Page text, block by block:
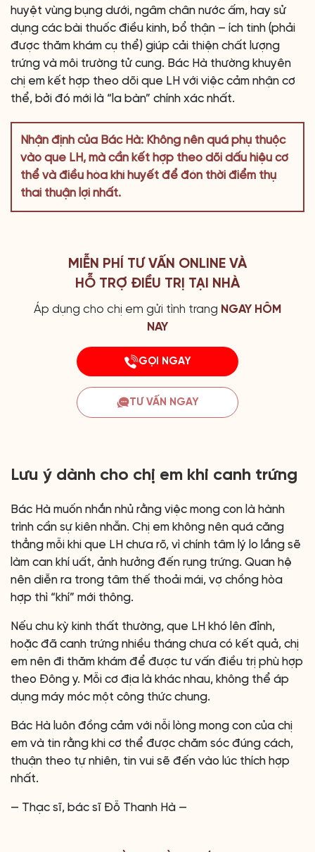
huyệt vùng bụng dưới, ngâm chân nước ấm, hay sử
dụng các bài thuốc điều kinh, bổ thận – ích tinh (phải
được thăm khám cụ thể) giúp cải thiện chất lượng
trứng và môi trường tử cung. Bác Hà thường khuyên
chị em kết hợp theo dõi que LH với việc cảm nhận cơ
thể, bởi đó mới là “la bàn” chính xác nhất.
Nhận định của Bác Hà: Không nên quá phụ thuộc
vào que LH, mà cần kết hợp theo dõi dấu hiệu cơ
thể và điều hòa khí huyết để đón thời điểm thụ
thai thuận lợi nhất.
MIỄN PHÍ TƯ VẤN ONLINE VÀ
HỖ TRỢ ĐIỀU TRỊ TẠI NHÀ
Áp dụng cho chị em gửi tình trang NGAY HÔM
NAY
GỌI NGAY
TƯ VẤN NGAY
Lưu ý dành cho chị em khi canh trứng
Bác Hà muốn nhắn nhủ rằng việc mong con là hành
trình cần sự kiên nhẫn. Chị em không nên quá căng
thẳng mỗi khi que LH chưa rõ, vì chính tâm lý lo lắng sẽ
làm can khí uất, ảnh hưởng đến rụng trứng. Quan hệ
nên diễn ra trong tâm thế thoải mái, vợ chồng hòa
hợp thì “khí” mới thông.
Nếu chu kỳ kinh thất thường, que LH khó lên đỉnh,
hoặc đã canh trứng nhiều tháng chưa có kết quả, chị
em nên đi thăm khám để được tư vấn điều trị phù hợp
theo Đông y. Mỗi cơ địa là khác nhau, không thể áp
dụng máy móc một công thức chung.
Bác Hà luôn đồng cảm với nỗi lòng mong con của chị
em và tin rằng khi cơ thể được chăm sóc đúng cách,
thuận theo tự nhiên, tin vui sẽ đến vào lúc thích hợp
nhất.
— Thạc sĩ, bác sĩ Đỗ Thanh Hà —